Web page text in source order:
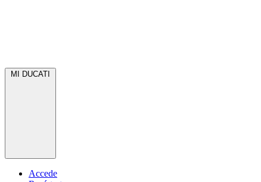
MI DUCATI
Accede